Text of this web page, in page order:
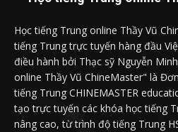
Học tiếng Trung online Thầy Vũ
tiếng Trung trực tuyến hàng đầu
điều hành bởi Thạc sỹ Nguyễn
online Thầy Vũ ChineMaster" là
tiếng Trung CHINEMASTER
tạo trực tuyến các khóa học tiếng
nâng cao, từ trình độ tiếng Trung